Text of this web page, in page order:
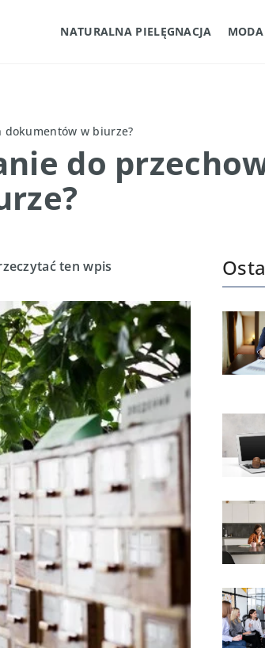
NATURALNA PIELĘGNACJA MODA
dokumentów w biurze?
do
ten wpis